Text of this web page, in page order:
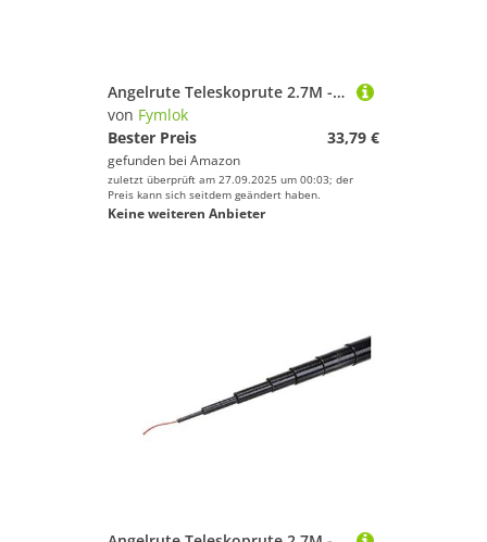
Angelrute Teleskoprute 2.7M - 5.4M Angelrute Teleskop Carbon Fiber Ruten Angelausrüstung Ausrüstung Angelzubehör Angeln(2.7M)
von Fymlok
Bester Preis
33,79 €
gefunden bei Amazon
zuletzt überprüft am 27.09.2025 um 00:03; der
Preis kann sich seitdem geändert haben.
Keine weiteren Anbieter